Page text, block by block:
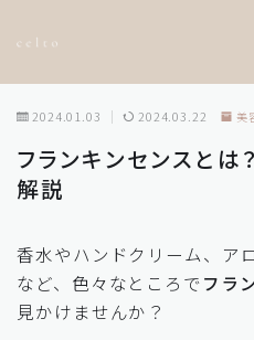
Sample Page
トップページ
プライバシーポリシー
有料記事の決済完了ページ
運営者情報
2024.01.03 2024.03.22 美
フランキンセンスと
解説
香水やハンドクリーム、ア
など、色々なところでフラ
見かけませんか？